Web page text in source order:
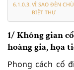
VÌ SAO ĐÈN
BIỆT THỰ
1/ Không gian
hoàng gia, họa
Phong cách cổ